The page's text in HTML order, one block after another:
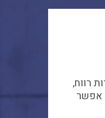
רווח,
אפשר